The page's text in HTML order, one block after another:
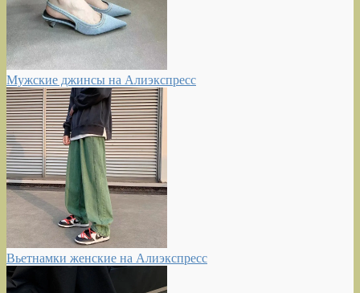
Мужские джинсы на Алиэкспресс
Вьетнамки женские на Алиэкспресс